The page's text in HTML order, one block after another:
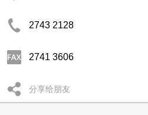
2743 2128
2741 3606
分享给朋友